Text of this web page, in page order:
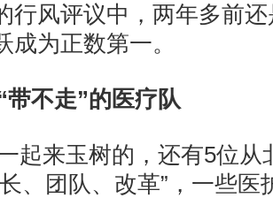
行风评议中，两年多前
成为正数第一。
带不走”的医疗队
起来玉树的，还有5位从
、团队、改革”，一些医